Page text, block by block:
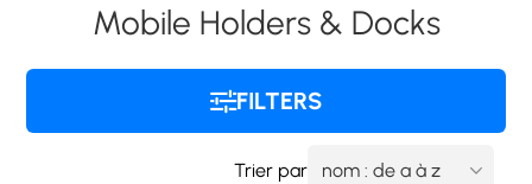
Mobile Holders & Docks
FILTERS
Trier par